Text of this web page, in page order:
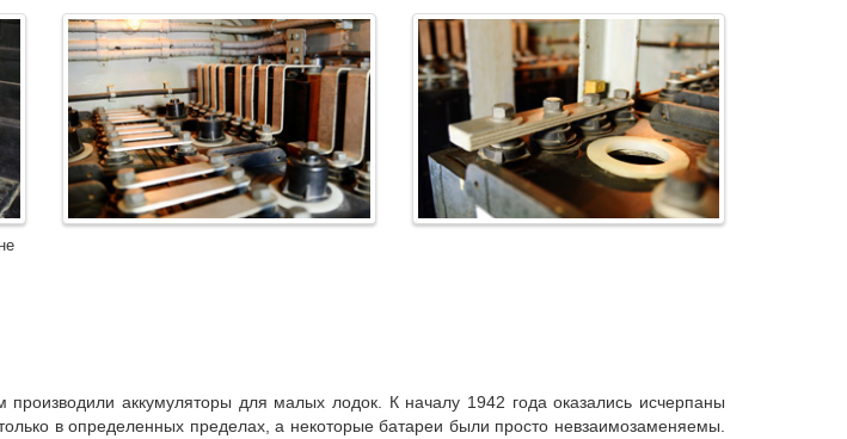
аккумуляторы для малых лодок. К началу 1942 года оказались исчерпаны
в определенных пределах, а некоторые батареи были просто невзаимозаменяемы.